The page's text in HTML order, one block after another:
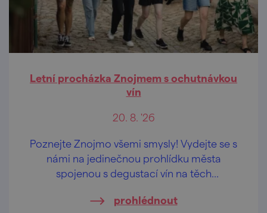
Letní procházka Znojmem s ochutnávkou
vín
20. 8. '26
Poznejte Znojmo všemi smysly! Vydejte se s
námi na jedinečnou prohlídku města
spojenou s degustací vín na těch
prohlédnout